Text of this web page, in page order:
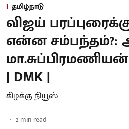
தமிழ்நாடு
விஜய்
என்ன சம்பந்தம்?:
| DMK |
கிழக்கு நியூஸ்
2 min read